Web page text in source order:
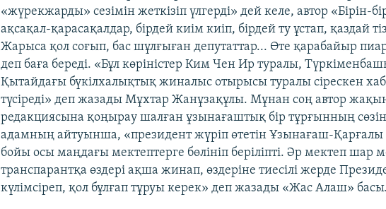
«жүрекжарды» сезімін жеткізіп үлгерді» дей келе, автор «Бірін-
ақсақал-қарасақалдар, бірдей киім киіп, бірдей ту ұстап, қаздай
Жарыса қол соғып, бас шұлғыған депутаттар... Өте қарабайыр пиар.
деп баға береді. «Бұл көріністер Ким Чен Ир туралы,
Қытайдағы бүкілхалықтық жиналыс отырысы туралы сірескен
түсіреді» деп жазады Мұхтар Жанұзақұлы. Мұнан соң автор
редакциясына қоңырау шалған ұзынағаштық бір тұрғынның сөзін
адамның айтуынша, «президент жүріп өтетін Ұзынағаш-
бойы осы маңдағы мектептерге бөлініп беріліпті. Әр мектеп шар
транспарантқа өздері ақша жинап, өздеріне тиесілі жерде
күлімсіреп, қол бұлғап тұруы керек» деп жазады «Жас Алаш»